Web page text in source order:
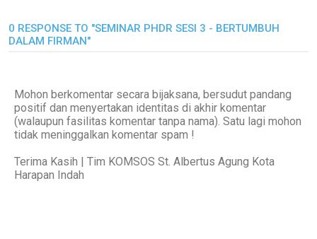
0 RESPONSE TO "SEMINAR PHDR SESI 3 - BERTUMBUH
DALAM FIRMAN"
Mohon berkomentar secara bijaksana, bersudut pandang
positif dan menyertakan identitas di akhir komentar
(walaupun fasilitas komentar tanpa nama). Satu lagi mohon
tidak meninggalkan komentar spam !
Terima Kasih | Tim KOMSOS St. Albertus Agung Kota
Harapan Indah